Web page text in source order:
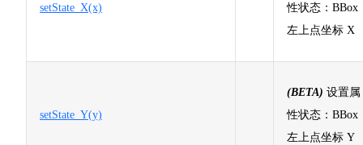
setState_X(x)
性状态：BBox
左上点坐标 X
setState_Y(y)
(BETA) 设置属
性状态：BBox
左上点坐标 Y